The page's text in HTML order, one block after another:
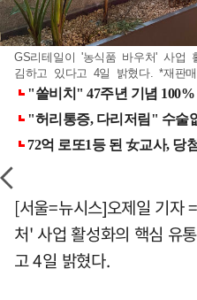
GS리테일이 '농식품 바우처' 사업
김하고 있다고 4일 밝혔다. *재판
[서울=뉴시스]오제일 기자
처' 사업 활성화의 핵심 유
고 4일 밝혔다.